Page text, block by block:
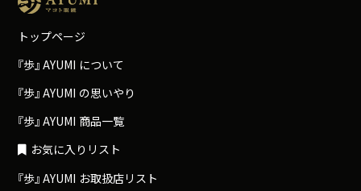
トップページ
『歩』AYUMI について
『歩』AYUMI の思いやり
『歩』AYUMI 商品一覧
お気に入りリスト
『歩』AYUMI お取扱店リスト